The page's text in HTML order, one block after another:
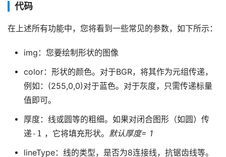
代码
在上述所有功能中，您将看到一些常见的参数，如下所示：
img：您要绘制形状的图像
color：形状的颜色。对于BGR，将其作为元组传递，
例如：(255,0,0)对于蓝色。对于灰度，只需传递标量
值即可。
厚度：线或圆等的粗细。如果对闭合图形（如圆）传
递-1 ，它将填充形状。 默认厚度= 1
lineType：线的类型，是否为8连接线，抗锯齿线等。